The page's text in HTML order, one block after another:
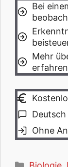
Bei
Mehr
erfahren
Deutsch
Ohne